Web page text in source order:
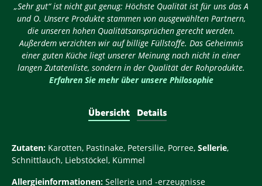
„Sehr gut“ ist nicht gut genug: Höchste Qualität ist für uns das A
und O. Unsere Produkte stammen von ausgewählten Partnern,
die unseren hohen Qualitätsansprüchen gerecht werden.
Außerdem verzichten wir auf billige Füllstoffe. Das Geheimnis
einer guten Küche liegt unserer Meinung nach nicht in einer
langen Zutatenliste, sondern in der Qualität der Rohprodukte.
Erfahren Sie mehr über unsere Philosophie
Übersicht Details
Zutaten: Karotten, Pastinake, Petersilie, Porree, Sellerie,
Schnittlauch, Liebstöckel, Kümmel
Allergieinformationen: Sellerie und -erzeugnisse